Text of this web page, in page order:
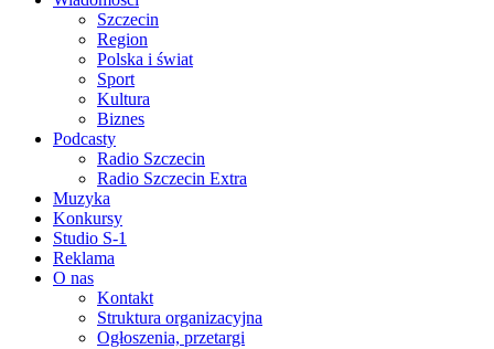
Szczecin
Region
Polska i świat
Sport
Kultura
Biznes
Podcasty
Radio Szczecin
Radio Szczecin Extra
Muzyka
Konkursy
Studio S-1
Reklama
O nas
Kontakt
Struktura organizacyjna
Ogłoszenia, przetargi